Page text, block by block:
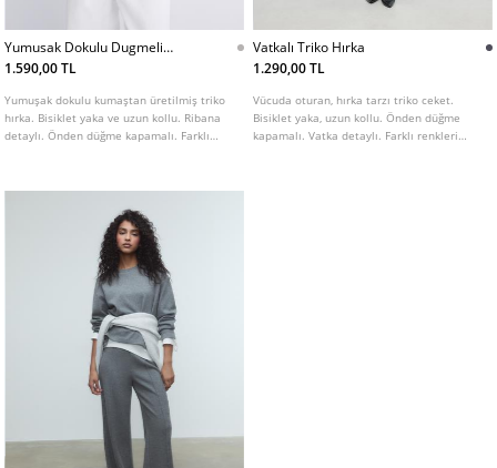
Yumusak Dokulu Dugmeli
Triko Hırka
1.590,00 TL
Yumuşak dokulu kumaştan üretilmiş triko
hırka. Bisiklet yaka ve uzun kollu. Ribana
detaylı. Önden düğme kapamalı. Farklı
Vatkalı Triko Hırka
1.290,00 TL
Vücuda oturan, hırka tarzı triko ceket.
Bisiklet yaka, uzun kollu. Önden düğme
kapamalı. Vatka detaylı. Farklı renkleri